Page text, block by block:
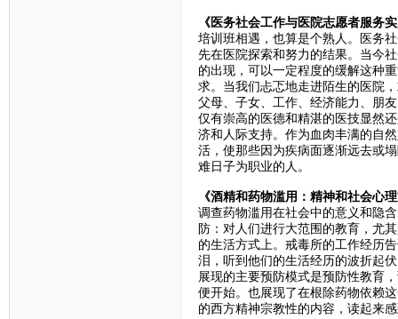
《医务社会工作与医院志愿者服务
培训班相遇，也算是个熟人。医务
先在医院探索和努力的结果。当今
的出现，可以一定程度的缓解这种
求。当我们忐忑地走进陌生的医院
父母、子女、工作、经济能力、朋
仅有崇高的医德和精湛的医技显然
济和人际支持。作为血肉丰满的自
活，使那些因为疾病面逐渐远去或
难日子为职业的人。
《酒精和药物滥用：精神和社会心
调查药物滥用在社会中的意义和隐
防：对人们进行大范围的教育，尤
的生活方式上。戒毒所的工作经历
泪，听到他们的生活经历的波折起
展现的主要预防模式是预防性教育
便开始。也展现了在根除药物依赖
的西方精神宗教性的内容，读起来